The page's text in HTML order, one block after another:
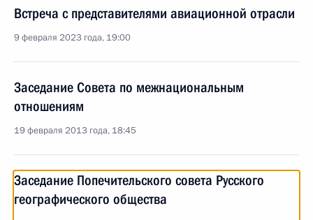
Встреча с представителями авиационной отрасли
9 февраля 2023 года, 19:00
Заседание Совета по межнациональным
отношениям
19 февраля 2013 года, 18:45
Заседание Попечительского совета Русского
географического общества